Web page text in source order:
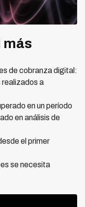
más
de cobranza digital:
a
en un período
en análisis de
el primer
se necesita